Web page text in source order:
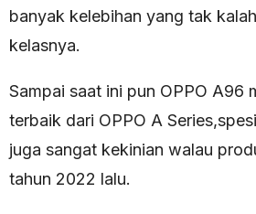
banyak kelebihan yang tak
kelasnya.
Sampai saat ini pun OPPO A96
terbaik dari OPPO A
juga sangat kekinian walau
tahun 2022 lalu.